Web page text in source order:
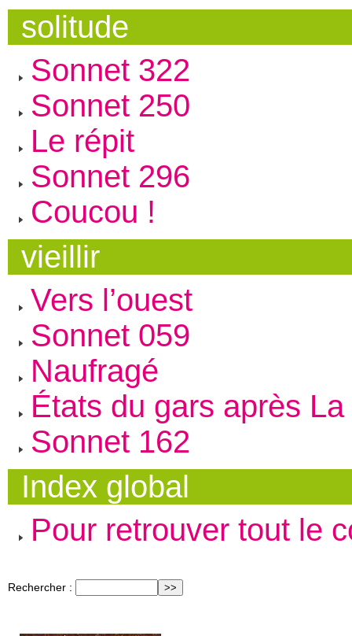
solitude
Sonnet 322
Sonnet 250
Le répit
Sonnet 296
Coucou !
vieillir
Vers l’ouest
Sonnet 059
Naufragé
États du gars après La
Sonnet 162
Index global
Pour retrouver tout le
Rechercher :